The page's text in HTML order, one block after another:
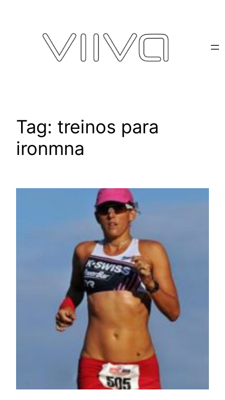
Tag: treinos para
ironmna